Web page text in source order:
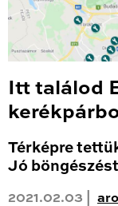
Itt találod
Térképre
Jó
2021.02.03 |